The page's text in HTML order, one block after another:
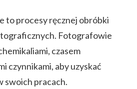
to procesy ręcznej obróbki
Fotografowie
czasem
czynnikami, aby uzyskać
swoich pracach.